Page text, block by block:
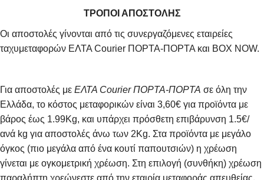
ΤΡΟΠΟΙ ΑΠΟΣΤΟΛΗΣ
Οι αποστολές γίνονται από τις συνεργαζόμενες εταιρείες
ταχυμεταφορών ΕΛΤΑ Courier ΠΟΡΤΑ-ΠΟΡΤΑ και BOX NOW.
Για αποστολές με ΕΛΤΑ Courier ΠΟΡΤΑ-ΠΟΡΤΑ σε όλη την
Ελλάδα, το κόστος μεταφορικών είναι 3,60€ για προϊόντα με
βάρος έως 1.99Kg, και υπάρχει πρόσθετη επιβάρυνση 1.5€/
ανά kg για αποστολές άνω των 2Κg. Στα προϊόντα με μεγάλο
όγκος (πιο μεγάλα από ένα κουτί παπουτσιών) η χρέωση
γίνεται με ογκομετρική χρέωση. Στη επιλογή (συνθήκη) χρέωση
παραλήπτη χρεώνεστε από την εταιρία μεταφοράς απευθείας.